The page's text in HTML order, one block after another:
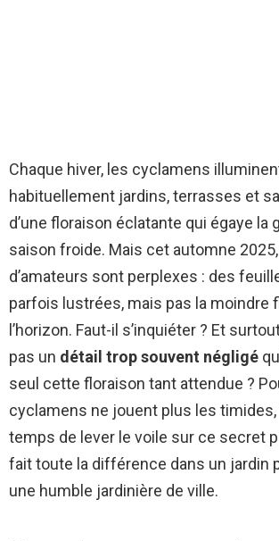
Chaque hiver, les cyclamens
habituellement jardins, terrasses et
d’une floraison éclatante qui égaye la
saison froide. Mais cet automne
d’amateurs sont perplexes : des
parfois lustrées, mais pas la moindre
l’horizon. Faut-il s’inquiéter ? Et
pas un détail trop souvent négligé
seul cette floraison tant attendue ?
cyclamens ne jouent plus les timides,
temps de lever le voile sur ce secret
fait toute la différence dans un jardin
une humble jardinière de ville.